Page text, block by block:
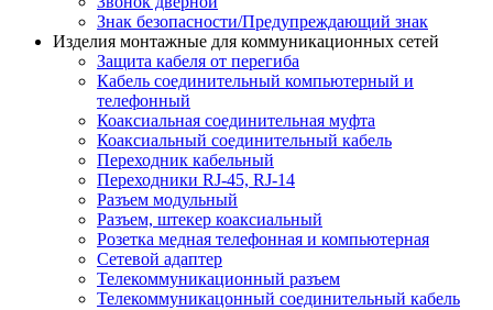
Знак безопасности/Предупреждающий знак
Изделия монтажные для коммуникационных сетей
Защита кабеля от перегиба
Кабель соединительный компьютерный и
телефонный
Коаксиальная соединительная муфта
Коаксиальный соединительный кабель
Переходник кабельный
Переходники RJ-45, RJ-14
Разъем модульный
Разъем, штекер коаксиальный
Розетка медная телефонная и компьютерная
Сетевой адаптер
Телекоммуникационный разъем
Телекоммуникацонный соединительный кабель